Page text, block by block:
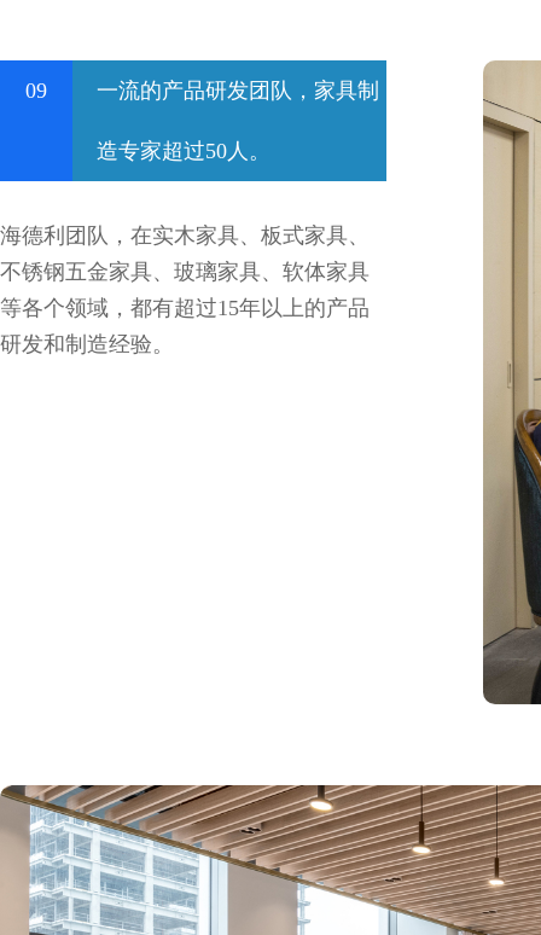
09 一流的产品研发团队，家具制
造专家超过50人。
海德利团队，在实木家具、板式家具、
不锈钢五金家具、玻璃家具、软体家具
等各个领域，都有超过15年以上的产品
研发和制造经验。